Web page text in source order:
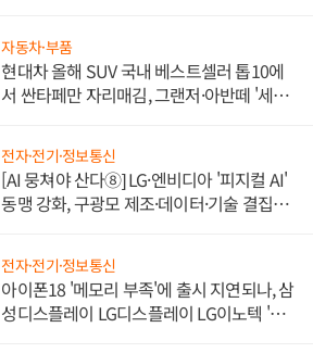
자동차·부품
현대차 올해 SUV 국내 베스트셀러 톱10에
서 싼타페만 자리매김, 그랜저·아반떼 '세단
전자·전기·정보통신
[AI 뭉쳐야 산다⑧] LG·엔비디아 '피지컬 AI'
동맹 강화, 구광모 제조·데이터·기술 결집
전자·전기·정보통신
아이폰18 '메모리 부족'에 출시 지연되나, 삼
성디스플레이 LG디스플레이 LG이노텍 '탈